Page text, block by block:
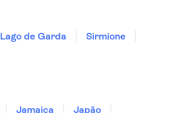
Lago de Garda Sirmione
Jamaica Japão